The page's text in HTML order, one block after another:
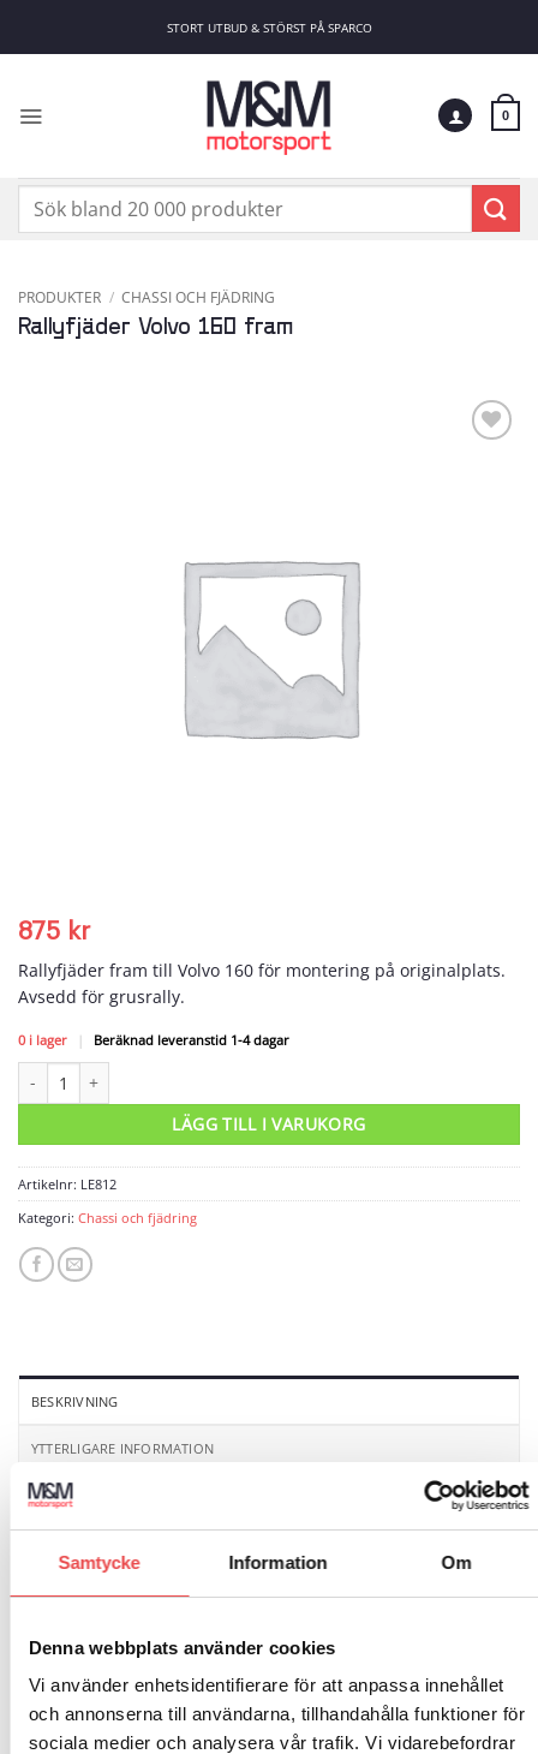
Samtycke Information Om
Denna webbplats använder cookies
Vi använder enhetsidentifierare för att anpassa innehållet
och annonserna till användarna, tillhandahålla funktioner för
sociala medier och analysera vår trafik. Vi vidarebefordrar
STORT UTBUD & STÖRST PÅ SPARCO
0
Sök
PRODUKTER / CHASSI OCH FJÄDRING
Rallyfjäder Volvo 160 fram
875 kr
Rallyfjäder fram till Volvo 160 för montering på originalplats.
Avsedd för grusrally.
0 i lager | Beräknad leveranstid 1-4 dagar
LÄGG TILL I VARUKORG
Artikelnr: LE812
Kategori: Chassi och fjädring
BESKRIVNING
YTTERLIGARE INFORMATION
RECENSIONER (0)
originalplats. Avsedd för grusrally.
RELATERADE PRODUKTER